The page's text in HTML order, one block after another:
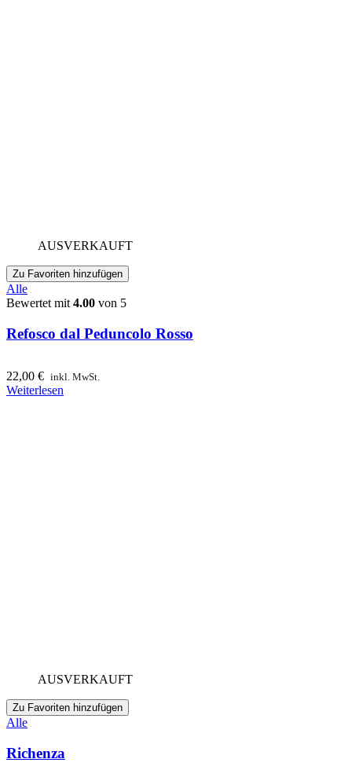
AUSVERKAUFT
Zu Favoriten hinzufügen
Alle
Bewertet mit4.00 von 5
Refosco dal Peduncolo Rosso
22,00 € inkl. MwSt.
Weiterlesen
AUSVERKAUFT
Zu Favoriten hinzufügen
Alle
Richenza